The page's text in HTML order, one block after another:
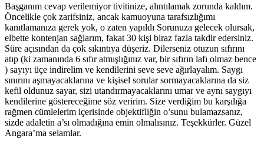
Başganım cevap verilemiyor tivitinize, alıntılamak zorunda kaldım.
Öncelikle çok zarifsiniz, ancak kamuoyuna tarafsızlığımı
kanıtlamanıza gerek yok, o zaten yapıldı Sorunuza gelecek olursak,
elbette kontenjan sağlarım, fakat 30 kişi biraz fazla takdir edersiniz.
Süre açısından da çok sıkıntıya düşeriz. Dilerseniz otuzun sıfırını
atıp (ki zamanında 6 sıfır atmışlığınız var, bir sıfırın lafı olmaz bence
) sayıyı üçe indirelim ve kendilerini seve seve ağırlayalım. Saygı
sınırını aşmayacaklarına ve kişisel sorular sormayacaklarına da siz
kefil oldunuz sayar, sizi utandırmayacaklarını umar ve aynı saygıyı
kendilerine göstereceğime söz veririm. Size verdiğim bu karşılığa
rağmen cümlelerim içerisinde objektifliğin o’sunu bulamazsanız,
sizde adaletin a’sı olmadığına emin olmalısınız. Teşekkürler. Güzel
Angara’ma selamlar.